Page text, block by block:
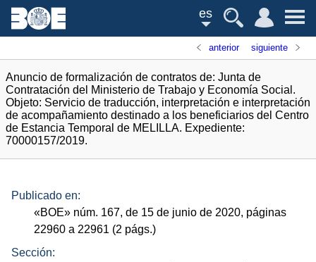
es
anterior siguiente
Anuncio de formalización de contratos de: Junta de
Contratación del Ministerio de Trabajo y Economía Social.
Objeto: Servicio de traducción, interpretación e interpretación
de acompañamiento destinado a los beneficiarios del Centro
de Estancia Temporal de MELILLA. Expediente:
70000157/2019.
Publicado en:
«BOE» núm. 167, de 15 de junio de 2020, páginas
22960 a 22961 (2 págs.)
Sección: